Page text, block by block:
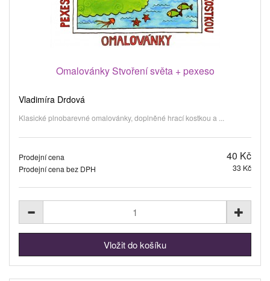
Omalovánky Stvoření světa + pexeso
Vladimíra Drdová
Klasické plnobarevné omalovánky, doplněné hrací kostkou a ...
Prodejní cena 40 Kč
Prodejní cena bez DPH 33 Kč